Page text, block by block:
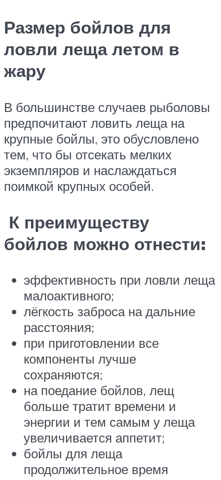
Размер бойлов для
ловли леща летом в
жару
В большинстве случаев рыболовы
предпочитают ловить леща на
крупные бойлы, это обусловлено
тем, что бы отсекать мелких
экземпляров и наслаждаться
поимкой крупных особей.
К преимуществу
бойлов можно отнести:
эффективность при ловли леща
малоактивного;
лёгкость заброса на дальние
расстояния;
при приготовлении все
компоненты лучше
сохраняются;
на поедание бойлов, лещ
больше тратит времени и
энергии и тем самым у леща
увеличивается аппетит;
бойлы для леща
продолжительное время